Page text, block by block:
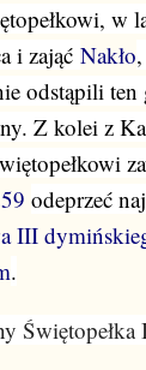
w
i zająć Nakło
odstąpili
Z kolei z
odeprzeć
III
.
Świętopełka